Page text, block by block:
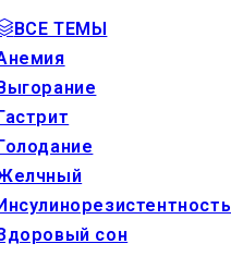
ВСЕ ТЕМЫ
сон